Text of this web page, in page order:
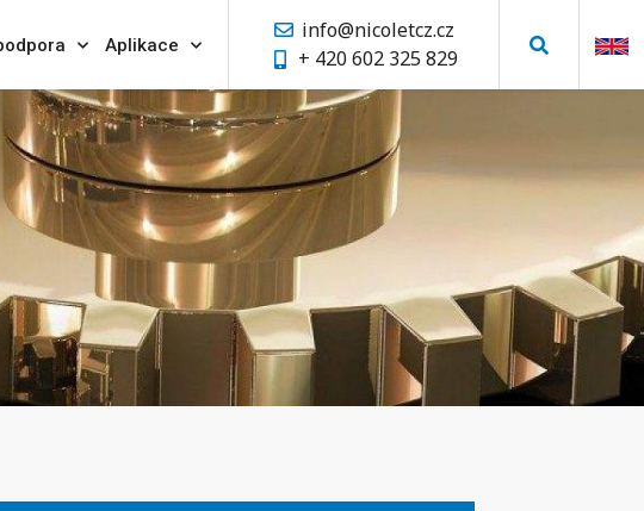
Aplikace
info@nicoletcz.cz
+ 420 602 325 829